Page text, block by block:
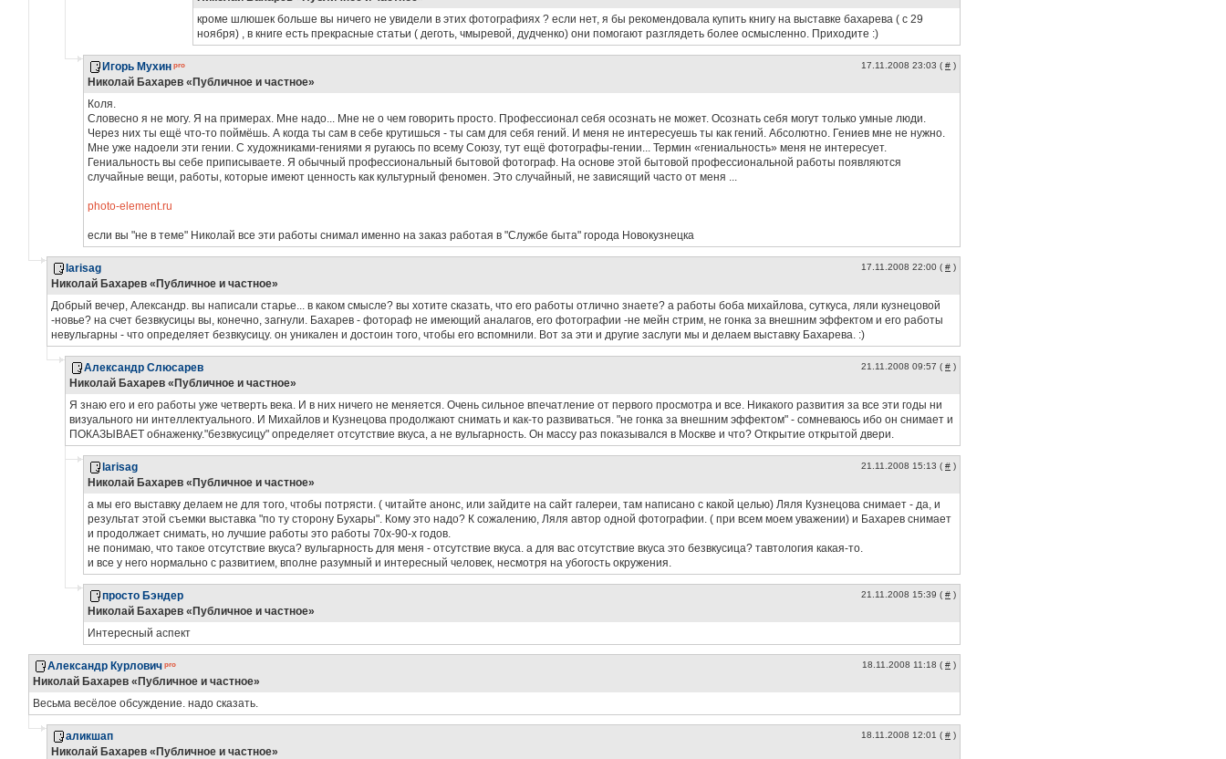
кроме шлюшек больше вы ничего не увидели в этих фотографиях ? если нет, я бы рекомендовала купить книгу на выставке бахарева ( с 29
ноября) , в книге есть прекрасные статьи ( деготь, чмыревой, дудченко) они помогают разглядеть более осмысленно. Приходите :)
Игорь Мухин
Николай Бахарев «Публичное и частное»
17.11.2008 23:03 ( # )
Коля.
Словесно я не могу. Я на примерах. Мне надо... Мне не о чем говорить просто. Профессионал себя осознать не может. Осознать себя могут только умные люди.
Через них ты ещё что-то поймёшь. А когда ты сам в себе крутишься - ты сам для себя гений. И меня не интересуешь ты как гений. Абсолютно. Гениев мне не нужно.
Мне уже надоели эти гении. С художниками-гениями я ругаюсь по всему Союзу, тут ещё фотографы-гении... Термин «гениальность» меня не интересует.
Гениальность вы себе приписываете. Я обычный профессиональный бытовой фотограф. На основе этой бытовой профессиональной работы появляются
случайные вещи, работы, которые имеют ценность как культурный феномен. Это случайный, не зависящий часто от меня ...
photo-element.ru
если вы "не в теме" Николай все эти работы снимал именно на заказ работая в "Службе быта" города Новокузнецка
larisag
Николай Бахарев «Публичное и частное»
17.11.2008 22:00 ( # )
Добрый вечер, Александр. вы написали старье... в каком смысле? вы хотите сказать, что его работы отлично знаете? а работы боба михайлова, суткуса, ляли кузнецовой
-новье? на счет безвкусицы вы, конечно, загнули. Бахарев - фотораф не имеющий аналагов, его фотографии -не мейн стрим, не гонка за внешним эффектом и его работы
невульгарны - что определяет безвкусицу. он уникален и достоин того, чтобы его вспомнили. Вот за эти и другие заслуги мы и делаем выставку Бахарева. :)
Александр Слюсарев
Николай Бахарев «Публичное и частное»
21.11.2008 09:57 ( # )
Я знаю его и его работы уже четверть века. И в них ничего не меняется. Очень сильное впечатление от первого просмотра и все. Никакого развития за все эти годы ни
визуального ни интеллектуального. И Михайлов и Кузнецова продолжают снимать и как-то развиваться. "не гонка за внешним эффектом" - сомневаюсь ибо он снимает и
ПОКАЗЫВАЕТ обнаженку."безвкусицу" определяет отсутствие вкуса, а не вульгарность. Он массу раз показывался в Москве и что? Открытие открытой двери.
larisag
Николай Бахарев «Публичное и частное»
21.11.2008 15:13 ( # )
а мы его выставку делаем не для того, чтобы потрясти. ( читайте анонс, или зайдите на сайт галереи, там написано с какой целью) Ляля Кузнецова снимает - да, и
результат этой съемки выставка "по ту сторону Бухары". Кому это надо? К сожалению, Ляля автор одной фотографии. ( при всем моем уважении) и Бахарев снимает
и продолжает снимать, но лучшие работы это работы 70х-90-х годов.
не понимаю, что такое отсутствие вкуса? вульгарность для меня - отсутствие вкуса. а для вас отсутствие вкуса это безвкусица? тавтология какая-то.
и все у него нормально с развитием, вполне разумный и интересный человек, несмотря на убогость окружения.
просто Бэндер
Николай Бахарев «Публичное и частное»
21.11.2008 15:39 ( # )
Интересный аспект
Александр Курлович
Николай Бахарев «Публичное и частное»
18.11.2008 11:18 ( # )
Весьма весёлое обсуждение. надо сказать.
аликшап
Николай Бахарев «Публичное и частное»
18.11.2008 12:01 ( # )